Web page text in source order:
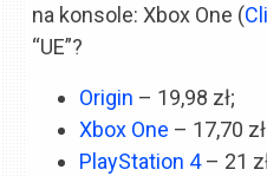
na konsole: Xbox One (
“UE”?
Origin – 19,98 zł;
Xbox One – 17,70
PlayStation 4– 21